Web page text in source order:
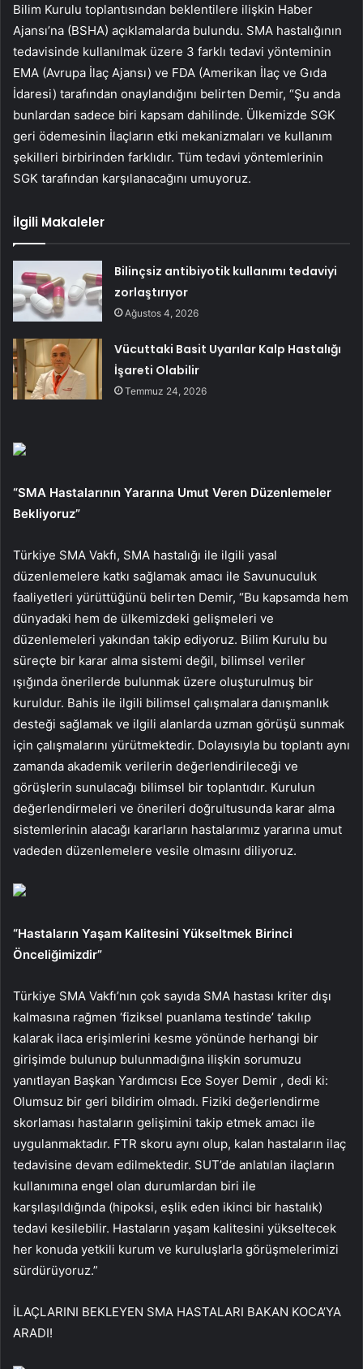
Bilim Kurulu toplantısından beklentilere ilişkin Haber
Ajansı’na (BSHA) açıklamalarda bulundu. SMA hastalığının
tedavisinde kullanılmak üzere 3 farklı tedavi yönteminin
EMA (Avrupa İlaç Ajansı) ve FDA (Amerikan İlaç ve Gıda
İdaresi) tarafından onaylandığını belirten Demir, “Şu anda
bunlardan sadece biri kapsam dahilinde. Ülkemizde SGK
geri ödemesinin İlaçların etki mekanizmaları ve kullanım
şekilleri birbirinden farklıdır. Tüm tedavi yöntemlerinin
SGK tarafından karşılanacağını umuyoruz.
İlgili Makaleler
Bilinçsiz antibiyotik kullanımı tedaviyi
zorlaştırıyor
Ağustos 4, 2026
Vücuttaki Basit Uyarılar Kalp Hastalığı
İşareti Olabilir
Temmuz 24, 2026
“SMA Hastalarının Yararına Umut Veren Düzenlemeler
Bekliyoruz”
Türkiye SMA Vakfı, SMA hastalığı ile ilgili yasal
düzenlemelere katkı sağlamak amacı ile Savunuculuk
faaliyetleri yürüttüğünü belirten Demir, “Bu kapsamda hem
dünyadaki hem de ülkemizdeki gelişmeleri ve
düzenlemeleri yakından takip ediyoruz. Bilim Kurulu bu
süreçte bir karar alma sistemi değil, bilimsel veriler
ışığında önerilerde bulunmak üzere oluşturulmuş bir
kuruldur. Bahis ile ilgili bilimsel çalışmalara danışmanlık
desteği sağlamak ve ilgili alanlarda uzman görüşü sunmak
için çalışmalarını yürütmektedir. Dolayısıyla bu toplantı aynı
zamanda akademik verilerin değerlendirileceği ve
görüşlerin sunulacağı bilimsel bir toplantıdır. Kurulun
değerlendirmeleri ve önerileri doğrultusunda karar alma
sistemlerinin alacağı kararların hastalarımız yararına umut
vadeden düzenlemelere vesile olmasını diliyoruz.
“Hastaların Yaşam Kalitesini Yükseltmek Birinci
Önceliğimizdir”
Türkiye SMA Vakfı’nın çok sayıda SMA hastası kriter dışı
kalmasına rağmen ‘fiziksel puanlama testinde’ takılıp
kalarak ilaca erişimlerini kesme yönünde herhangi bir
girişimde bulunup bulunmadığına ilişkin sorumuzu
yanıtlayan Başkan Yardımcısı Ece Soyer Demir , dedi ki:
Olumsuz bir geri bildirim olmadı. Fiziki değerlendirme
skorlaması hastaların gelişimini takip etmek amacı ile
uygulanmaktadır. FTR skoru aynı olup, kalan hastaların ilaç
tedavisine devam edilmektedir. SUT’de anlatılan ilaçların
kullanımına engel olan durumlardan biri ile
karşılaşıldığında (hipoksi, eşlik eden ikinci bir hastalık)
tedavi kesilebilir. Hastaların yaşam kalitesini yükseltecek
her konuda yetkili kurum ve kuruluşlarla görüşmelerimizi
sürdürüyoruz.”
İLAÇLARINI BEKLEYEN SMA HASTALARI BAKAN KOCA’YA
ARADI!